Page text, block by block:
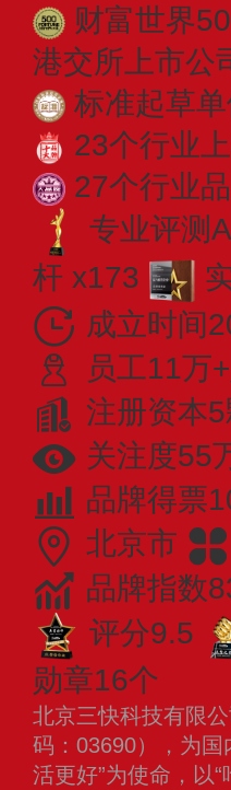
财富世界
港交所上市公
标准起草
23个行业
27个行业
专业​评测
杆 x173
成立时间
员工11万
注册资本5
关注度55
品牌得票
北京市
品牌指数
评分9.5
勋章16个
北京三快科技有限
码：03690），为
活更好”为使命，以